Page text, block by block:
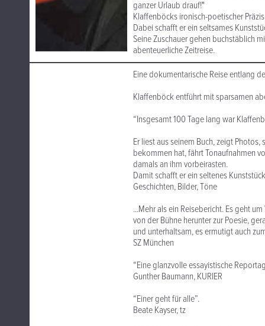
ganzer Urlaub drauf!"
Klaffenböcks ironisch-poetischer
Dabei schafft er ein seltsames
Seine Zuschauer gehen buchstäblich
abenteuerliche Zeitreise.
Eine dokumentarische Reise entlang
Klaffenböck entführt mit sparsamen
“Insgesamt 100 Tage lang war
Er liest aus seinem Buch, zeigt
bekommen hat, fährt Tonaufnahmen
damals an ihm vorbeirasten.
Damit schafft er ein seltenes
Geschichten, Bilder, Töne
...Mehr als ein Reisebericht. Es geht
von der Bühne herunter zur Poesie,
und unterhaltsam, es ermutigt auch
SZ München
“Eine glanzvolle essayistische
Gunther Baumann, KURIER
“Einer geht für alle”.
Beate Kayser, tz